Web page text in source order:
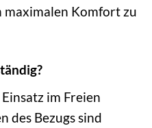
maximalen Komfort zu
im Freien
des Bezugs sind